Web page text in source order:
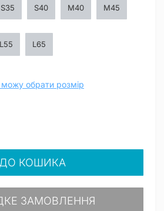
S35 S40 M40 M45
L55 L65
обрати розмір
ДО КОШИКА
ЗАМОВЛЕННЯ